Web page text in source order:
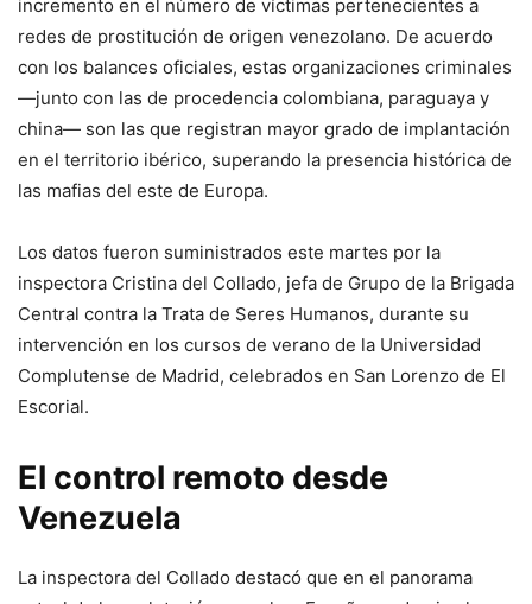
incremento en el número de víctimas pertenecientes a
redes de prostitución de origen venezolano. De acuerdo
con los balances oficiales, estas organizaciones criminales
—junto con las de procedencia colombiana, paraguaya y
china— son las que registran mayor grado de implantación
en el territorio ibérico, superando la presencia histórica de
las mafias del este de Europa.
Los datos fueron suministrados este martes por la
inspectora Cristina del Collado, jefa de Grupo de la Brigada
Central contra la Trata de Seres Humanos, durante su
intervención en los cursos de verano de la Universidad
Complutense de Madrid, celebrados en San Lorenzo de El
Escorial.
El control remoto desde
Venezuela
La inspectora del Collado destacó que en el panorama